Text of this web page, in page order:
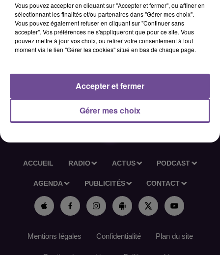
missions : réaliser al cuisson de la viennoiserie, gérer le
rayon pâtisserie, fabriquer des crêpes avec la machine
assistée en place, réaliser l’emballage et l’étiquetage des
produits ou encore entretenir la surface de vente. Vous
travaillerez principalement les matins, jusqu’à maximum
débutants sont acceptés.
ACCUEIL RADIO ACTUS PODCAST
AGENDA PUBLICITÉS CONTACT
Mentions légales Confidentialité Plan du site
Vous pouvez accepter en cliquant sur "Accepter et fermer", ou affiner en
sélectionnant les finalités et/ou partenaires dans "Gérer mes choix".
Vous pouvez également refuser en cliquant sur "Continuer sans
accepter". Vos préférences ne s'appliqueront que pour ce site. Vous
pouvez mettre à jour vos choix, ou retirer votre consentement à tout
moment via le lien "Gérer les cookies" situé en bas de chaque page.
Gérer mes choix
Accepter et fermer